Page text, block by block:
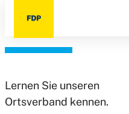
Direkt
Inhalt
Ortsverband
Lernen Sie unseren
Ortsverband kennen.